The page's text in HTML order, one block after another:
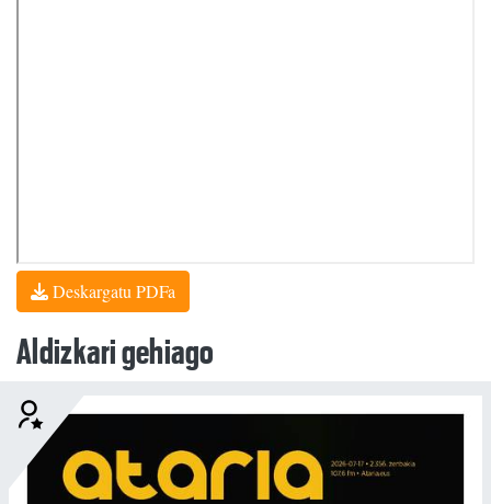
Deskargatu PDFa
Aldizkari gehiago